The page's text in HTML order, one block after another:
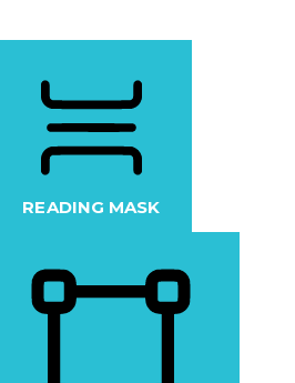
READING MASK